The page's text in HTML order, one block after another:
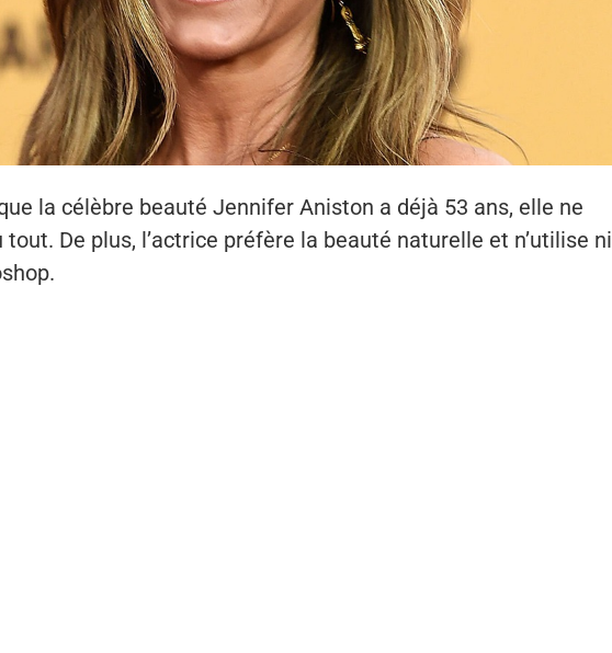
la célèbre beauté Jennifer Aniston a déjà 53 ans, elle ne
tout. De plus, l’actrice préfère la beauté naturelle et n’utilise ni